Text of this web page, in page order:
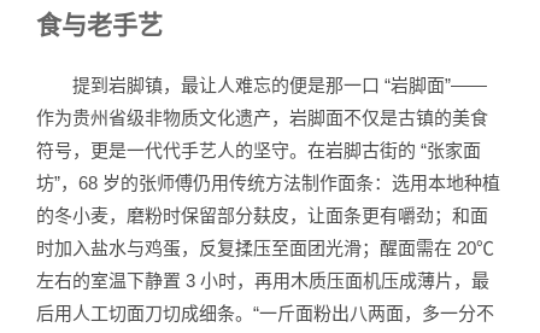
食与老手艺
提到岩脚镇，最让人难忘的便是那一口 “岩脚面”——
作为贵州省级非物质文化遗产，岩脚面不仅是古镇的美食
符号，更是一代代手艺人的坚守。在岩脚古街的 “张家面
坊”，68 岁的张师傅仍用传统方法制作面条：选用本地种植
的冬小麦，磨粉时保留部分麸皮，让面条更有嚼劲；和面
时加入盐水与鸡蛋，反复揉压至面团光滑；醒面需在 20℃
左右的室温下静置 3 小时，再用木质压面机压成薄片，最
后用人工切面刀切成细条。“一斤面粉出八两面，多一分不